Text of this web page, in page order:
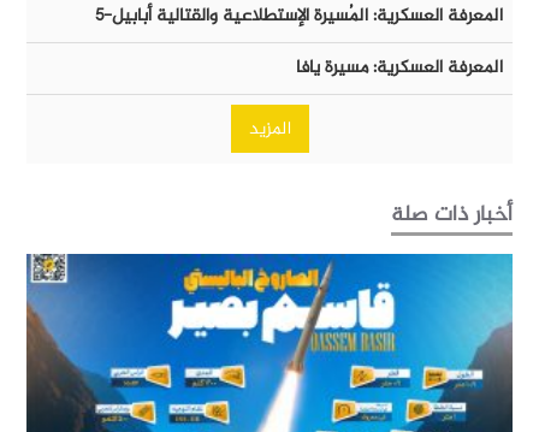
المعرفة العسكرية: المُسيرة الإستطلاعية والقتالية أبابيل-٥
المعرفة العسكرية: مسيرة يافا
المزيد
أخبار ذات صلة